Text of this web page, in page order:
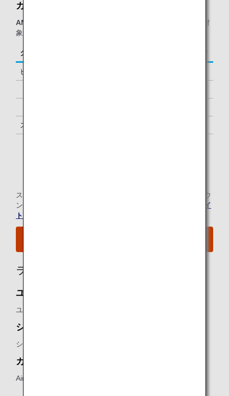
カイララウンジ：
ANAグループ運航便
をご利用の、以下に該当するお客様が対
象となります。
クラス／ステイタス ご同行者
ビジネスクラス
スーパーフライヤーズ会員
スター アライアンス有料ラウンジ会員のお客様の当空港ラウ
ンジのご利用については、
スター アライアンスのウェブサイ
ト
ラウンジ所有者
ユナイテッド クラブ：
ユナイテッド航空
シルバークリスラウンジ：
シンガポール航空
カイララウンジ：
Airport Dimensions